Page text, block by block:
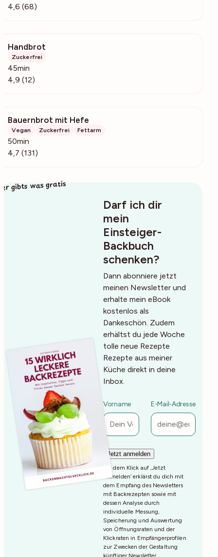
4,6 (68)
Handbrot
Zuckerfrei
45min
4,9 (12)
Bauernbrot mit Hefe
Vegan Zuckerfrei Fettarm
50min
4,7 (131)
Darf ich dir
mein
Einsteiger-
Backbuch
schenken?
Dann abonniere jetzt
meinen Newsletter und
erhalte mein eBook
kostenlos als
Dankeschön. Zudem
erhältst du jede Woche
tolle neue Rezepte
Rezepte aus meiner
Küche direkt in deine
Inbox.
Vorname E-Mail-Adresse
Mit dem Klick auf ‚Jetzt
Anmelden‘ erklärst du dich mit
dem Empfang des Newsletters
mit Backrezepten sowie mit
dessen Analyse durch
individuelle Messung,
Speicherung und Auswertung
von Öffnungsraten und der
Klickraten in Empfängerprofilen
zur Zwecken der Gestaltung
künftiger Newsletter
gibts was gratis